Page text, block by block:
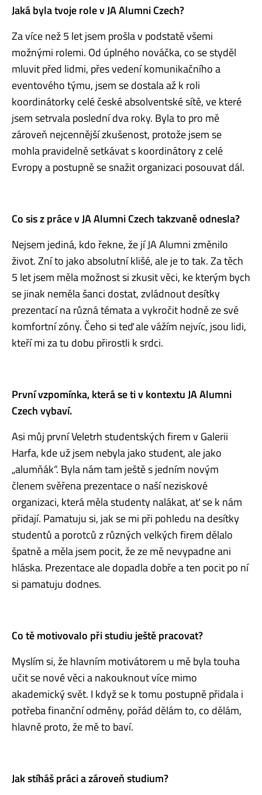
Jaká byla tvoje role v JA Alumni Czech?
Za více než 5 let jsem prošla v podstatě všemi
možnými rolemi. Od úplného nováčka, co se styděl
mluvit před lidmi, přes vedení komunikačního a
eventového týmu, jsem se dostala až k roli
koordinátorky celé české absolventské sítě, ve které
jsem setrvala poslední dva roky. Byla to pro mě
zároveň nejcennější zkušenost, protože jsem se
mohla pravidelně setkávat s koordinátory z celé
Evropy a postupně se snažit organizaci posouvat dál.
Co sis z práce v JA Alumni Czech takzvaně odnesla?
Nejsem jediná, kdo řekne, že jí JA Alumni změnilo
život. Zní to jako absolutní klišé, ale je to tak. Za těch
5 let jsem měla možnost si zkusit věci, ke kterým bych
se jinak neměla šanci dostat, zvládnout desítky
prezentací na různá témata a vykročit hodně ze své
komfortní zóny. Čeho si teď ale vážím nejvíc, jsou lidi,
kteří mi za tu dobu přirostli k srdci.
První vzpomínka, která se ti v kontextu JA Alumni
Czech vybaví.
Asi můj první Veletrh studentských firem v Galerii
Harfa, kde už jsem nebyla jako student, ale jako
„alumňák“. Byla nám tam ještě s jedním novým
členem svěřena prezentace o naší neziskové
organizaci, která měla studenty nalákat, ať se k nám
přidají. Pamatuju si, jak se mi při pohledu na desítky
studentů a porotců z různých velkých firem dělalo
špatně a měla jsem pocit, že ze mě nevypadne ani
hláska. Prezentace ale dopadla dobře a ten pocit po ní
si pamatuju dodnes.
Co tě motivovalo při studiu ještě pracovat?
Myslím si, že hlavním motivátorem u mě byla touha
učit se nové věci a nakouknout více mimo
akademický svět. I když se k tomu postupně přidala i
potřeba finanční odměny, pořád dělám to, co dělám,
hlavně proto, že mě to baví.
Jak stíháš práci a zároveň studium?